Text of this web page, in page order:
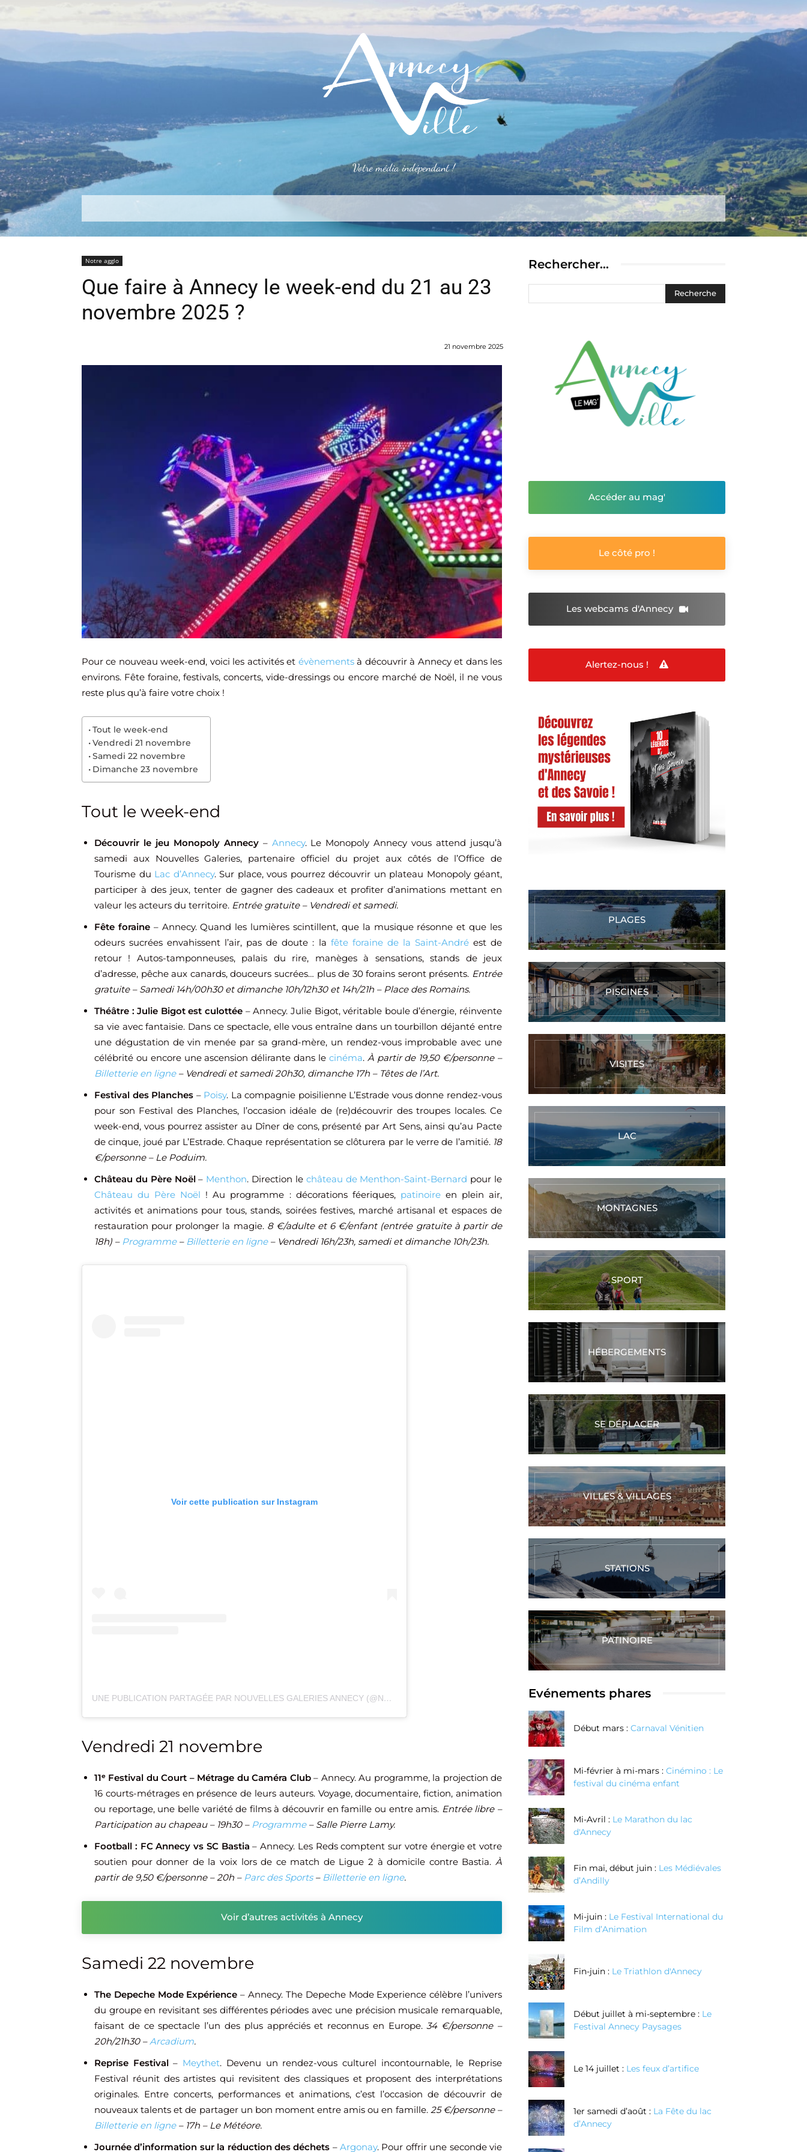
Votre média indépendant !
Alertez-nous Plus
Notre agglo
Que faire à Annecy le week-end du 21 au 23
novembre 2025 ?
21 novembre 2025
Pour ce nouveau week-end, voici les activités et évènementsà découvrir à Annecy et dans les
environs. Fête foraine, festivals, concerts, vide-dressings ou encore marché de Noël, il ne vous
reste plus qu’à faire votre choix !
Tout le week-end
Vendredi 21 novembre
Samedi 22 novembre
Dimanche 23 novembre
Tout le week-end
Découvrir le jeu Monopoly Annecy– Annecy. Le Monopoly Annecy vous attend jusqu’à
samedi aux Nouvelles Galeries, partenaire officiel du projet aux côtés de l’Office de
Tourisme du Lac d’Annecy. Sur place, vous pourrez découvrir un plateau Monopoly géant,
participer à des jeux, tenter de gagner des cadeaux et profiter d’animations mettant en
valeur les acteurs du territoire. Entrée gratuite – Vendredi et samedi.
Fête foraine– Annecy. Quand les lumières scintillent, que la musique résonne et que les
odeurs sucrées envahissent l’air, pas de doute : la fête foraine de la Saint-Andréest de
retour ! Autos-tamponneuses, palais du rire, manèges à sensations, stands de jeux
d’adresse, pêche aux canards, douceurs sucrées… plus de 30 forains seront présents. Entrée
gratuite – Samedi 14h/00h30 et dimanche 10h/12h30 et 14h/21h – Place des Romains.
Théâtre : Julie Bigot est culottée – Annecy. Julie Bigot, véritable boule d’énergie, réinvente
sa vie avec fantaisie. Dans ce spectacle, elle vous entraîne dans un tourbillon déjanté entre
une dégustation de vin menée par sa grand-mère, un rendez-vous improbable avec une
célébrité ou encore une ascension délirante dans le cinéma. À partir de 19,50 €/personne –
Billetterie en ligne– Vendredi et samedi 20h30, dimanche 17h – Têtes de l’Art.
Festival des Planches – Poisy. La compagnie poisilienne L’Estrade vous donne rendez-vous
pour son Festival des Planches, l’occasion idéale de (re)découvrir des troupes locales. Ce
week-end, vous pourrez assister au Dîner de cons, présenté par Art Sens, ainsi qu’au Pacte
de cinque, joué par L’Estrade. Chaque représentation se clôturera par le verre de l’amitié. 18
€/personne – Le Poduim.
Château du Père Noël– Menthon. Direction le château de Menthon-Saint-Bernard pour le
Château du Père Noël ! Au programme : décorations féeriques, patinoireen plein air,
activités et animations pour tous, stands, soirées festives, marché artisanal et espaces de
restauration pour prolonger la magie.8 €/adulte et 6 €/enfant (entrée gratuite à partir de
18h) – Programme– Billetterie en ligne– Vendredi 16h/23h, samedi et dimanche 10h/23h.
Voir cette publication sur Instagram
UNE PUBLICATION PARTAGÉE PAR NOUVELLES GALERIES ANNECY (@NOUVELLESGALERIES_ANNECY)
Vendredi 21 novembre
11ᵉ Festival du Court – Métrage du Caméra Club– Annecy. Au programme, la projection de
16 courts-métrages en présence de leurs auteurs. Voyage, documentaire, fiction, animation
ou reportage, une belle variété de films à découvrir en famille ou entre amis. Entrée libre –
Participation au chapeau – 19h30 – Programme– Salle Pierre Lamy.
Football : FC Annecy vs SC Bastia – Annecy. Les Reds comptent sur votre énergie et votre
soutien pour donner de la voix lors de ce match de Ligue 2 à domicile contre Bastia. À
partir de 9,50 €/personne – 20h – Parc des Sports– Billetterie en ligne.
Voir d’autres activités à Annecy
Samedi 22 novembre
The Depeche Mode Expérience – Annecy. The Depeche Mode Experience célèbre l’univers
du groupe en revisitant ses différentes périodes avec une précision musicale remarquable,
faisant de ce spectacle l’un des plus appréciés et reconnus en Europe.34 €/personne –
20h/21h30 –Arcadium.
Reprise Festival– Meythet. Devenu un rendez-vous culturel incontournable, le Reprise
Festival réunit des artistes qui revisitent des classiques et proposent des interprétations
originales. Entre concerts, performances et animations, c’est l’occasion de découvrir de
nouveaux talents et de partager un bon moment entre amis ou en famille. 25 €/personne –
Billetterie en ligne– 17h – Le Météore.
Journée d’information sur la réduction des déchets –Argonay. Pour offrir une seconde vie
Rechercher…
Accéder au mag'
Le côté pro !
Les webcams d'Annecy
Alertez-nous !
PLAGES
PISCINES
VISITES
LAC
MONTAGNES
SPORT
HÉBERGEMENTS
SE DÉPLACER
VILLES & VILLAGES
STATIONS
PATINOIRE
Evénements phares
Début mars : Carnaval Vénitien
Mi-février à mi-mars : Cinémino : Le
festival du cinéma enfant
Mi-Avril : Le Marathon du lac
d'Annecy
Fin mai, début juin : Les Médiévales
d’Andilly
Mi-juin : Le Festival International du
Film d’Animation
Fin-juin : Le Triathlon d'Annecy
Début juillet à mi-septembre : Le
Festival Annecy Paysages
Le 14 juillet : Les feux d’artifice
1er samedi d’août : La Fête du lac
d’Annecy